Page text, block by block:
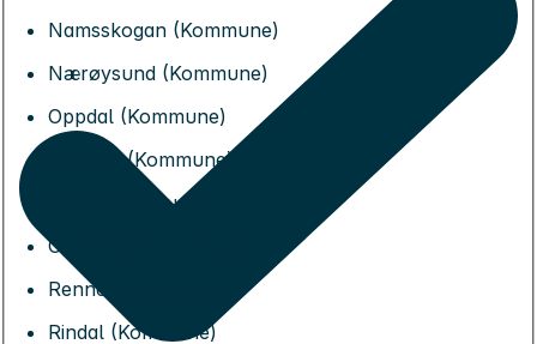
Namsskogan (Kommune)
Nærøysund (Kommune)
Oppdal (Kommune)
Orkland (Kommune)
Osen (Kommune)
Overhalla (Kommune)
Rennebu (Kommune)
Rindal (Kommune)